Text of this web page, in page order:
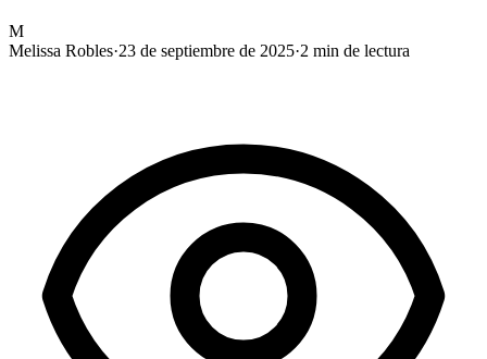
M
Melissa Robles·23 de septiembre de 2025·2 min de lectura